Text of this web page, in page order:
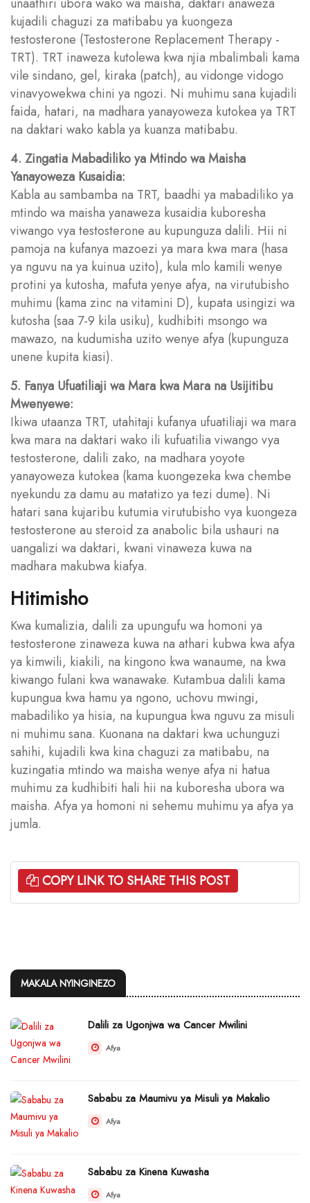
kujadili chaguzi za matibabu ya kuongeza
testosterone (Testosterone Replacement Therapy -
TRT). TRT inaweza kutolewa kwa njia mbalimbali kama
vile sindano, gel, kiraka (patch), au vidonge vidogo
vinavyowekwa chini ya ngozi. Ni muhimu sana kujadili
faida, hatari, na madhara yanayoweza kutokea ya TRT
na daktari wako kabla ya kuanza matibabu.
4. Zingatia Mabadiliko ya Mtindo wa Maisha
Yanayoweza Kusaidia:
Kabla au sambamba na TRT, baadhi ya mabadiliko ya
mtindo wa maisha yanaweza kusaidia kuboresha
viwango vya testosterone au kupunguza dalili. Hii ni
pamoja na kufanya mazoezi ya mara kwa mara (hasa
ya nguvu na ya kuinua uzito), kula mlo kamili wenye
protini ya kutosha, mafuta yenye afya, na virutubisho
muhimu (kama zinc na vitamini D), kupata usingizi wa
kutosha (saa 7-9 kila usiku), kudhibiti msongo wa
mawazo, na kudumisha uzito wenye afya (kupunguza
unene kupita kiasi).
5. Fanya Ufuatiliaji wa Mara kwa Mara na Usijitibu
Mwenyewe:
Ikiwa utaanza TRT, utahitaji kufanya ufuatiliaji wa mara
kwa mara na daktari wako ili kufuatilia viwango vya
testosterone, dalili zako, na madhara yoyote
yanayoweza kutokea (kama kuongezeka kwa chembe
nyekundu za damu au matatizo ya tezi dume). Ni
hatari sana kujaribu kutumia virutubisho vya kuongeza
testosterone au steroid za anabolic bila ushauri na
uangalizi wa daktari, kwani vinaweza kuwa na
madhara makubwa kiafya.
Hitimisho
Kwa kumalizia, dalili za upungufu wa homoni ya
testosterone zinaweza kuwa na athari kubwa kwa afya
ya kimwili, kiakili, na kingono kwa wanaume, na kwa
kiwango fulani kwa wanawake. Kutambua dalili kama
kupungua kwa hamu ya ngono, uchovu mwingi,
mabadiliko ya hisia, na kupungua kwa nguvu za misuli
ni muhimu sana. Kuonana na daktari kwa uchunguzi
sahihi, kujadili kwa kina chaguzi za matibabu, na
kuzingatia mtindo wa maisha wenye afya ni hatua
muhimu za kudhibiti hali hii na kuboresha ubora wa
maisha. Afya ya homoni ni sehemu muhimu ya afya ya
jumla.
COPY LINK TO SHARE THIS POST
MAKALA NYINGINEZO
Dalili za Ugonjwa wa Cancer Mwilini
Afya
Sababu za Maumivu ya Misuli ya Makalio
Afya
Sababu za Kinena Kuwasha
Afya